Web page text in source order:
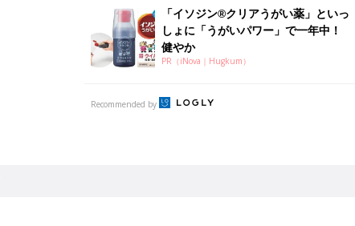
「イソジン®クリアうがい薬」といっ
しょに「うがいパワー」で一年中！
健やか
PR（iNova｜Hugkum）
Recommended by